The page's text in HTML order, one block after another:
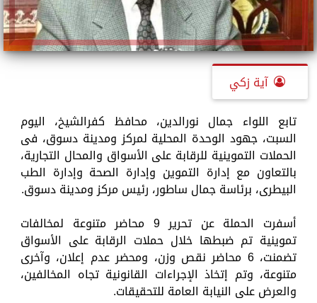
آية زكي
تابع اللواء جمال نورالدين، محافظ كفرالشيخ، اليوم
السبت، جهود الوحدة المحلية لمركز ومدينة دسوق، فى
الحملات التموينية للرقابة على الأسواق والمحال التجارية،
بالتعاون مع إدارة التموين وإدارة الصحة وإدارة الطب
البيطرى، برئاسة جمال ساطور، رئيس مركز ومدينة دسوق.
أسفرت الحملة عن تحرير 9 محاضر متنوعة لمخالفات
تموينية تم ضبطها خلال حملات الرقابة على الأسواق
تضمنت، 6 محاضر نقص وزن، ومحضر عدم إعلان، وآخرى
متنوعة، وتم إتخاذ الإجراءات القانونية تجاه المخالفين،
والعرض على النيابة العامة للتحقيقات.